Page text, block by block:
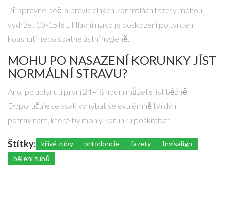
Při správné péči a pravidelných kontrolách fazety mohou
vydržet 10-15 let. Hlavní riziko je poškození po tvrdém
kousnutí nebo špatné ústní hygieně.
MOHU PO NASAZENÍ KORUNKY JÍST
NORMÁLNÍ STRAVU?
Ano, po uplynutí první 24‑48 hodin můžete jíst běžně.
Doporučuje se však vyhýbat se extrémně tvrdým
potravinám, které by mohly korunku poškrábat.
Štítky: křivé zuby ortodoncie fazety
Invisalign
bělení zubů